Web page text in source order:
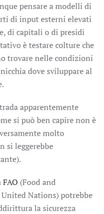
pensare a modelli di
di input esterni elevati
di capitali o di presidi
è testare colture che
trovare nelle condizioni
dove sviluppare al
apparentemente
si può ben capire non è
molto
si leggerebbe
FAO (Food and
Nations) potrebbe
la sicurezza